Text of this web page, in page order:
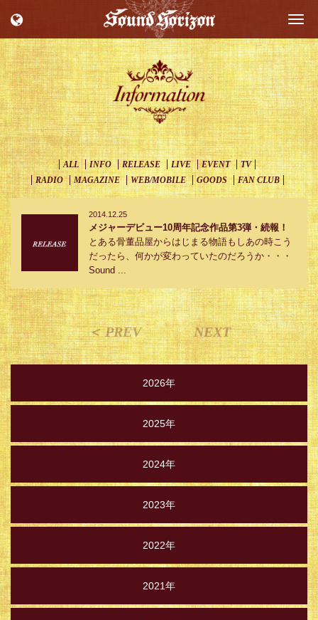
ALL INFO RELEASE LIVE EVENT
TV
RADIO
MAGAZINE WEB/MOBILE GOODS FAN CLUB
2014.12.25
メジャーデビュー10周年記念作品第3弾・続報！
とある骨董品屋からはじまる物語もしあの時こう
だったら、何かが変わっていたのだろうか・・・
Sound ...
＜ PREV NEXT
2026年
2025年
2024年
2023年
2022年
2021年